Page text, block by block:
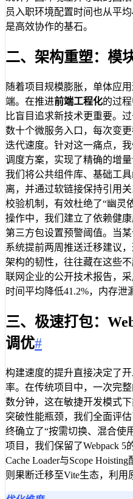
员入职环境配置时间也从平
是高效协作的基石。
二、架构重塑：模
随着项目规模膨胀，单体应
端。在推进前端工程化的过
比盲目追求新技术更重要。
数十个微服务入口，每次变
迭代速度。针对这一痛点，
调度方案，实现了精确的增
我们将公共组件库、基础工
离，并通过软链接保持引用
校验机制，有效杜绝了“幽灵
操作中，我们建立了依赖健
第三方包设置预警阈值。当
系统提前两周推送迁移建议
架构的韧性，往往藏在这些
联网企业的公开技术报告，
时间平均降低41.2%，内存泄
三、极速打包：
调优#
构建速度的提升直接决定了
率。在传统项目中，一次完整
数分钟，这在敏捷开发模式
突破性能瓶颈，我们全面评
终确立了“按需切换、混合使
项目，我们保留了Webpack 5
Cache Loader与Scope
则果断迁移至Vite生态，利用